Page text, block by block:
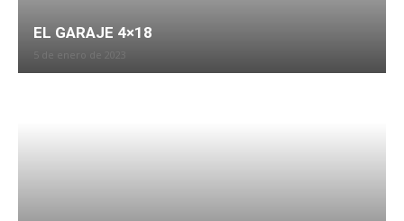
EL GARAJE 4×18
5 de enero de 2023